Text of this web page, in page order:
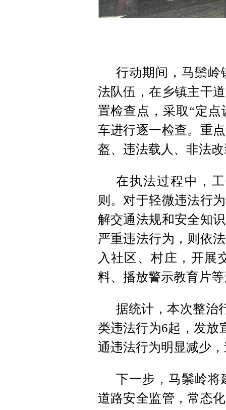
行动期间，马鬃岭
法队伍，在乡镇主干
置检查点，采取“定
车进行逐一检查。重
盔、违法载人、非法
在执法过程中，
则。对于轻微违法行
解交通法规和安全知
严重违法行为，则依
入社区、村庄，开展
料、播放警示教育片
据统计，本次整治
类违法行为6起，发放
通违法行为明显减少
下一步，马鬃岭将
道路安全监管，常态